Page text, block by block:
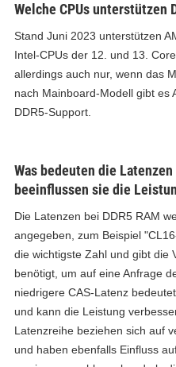
Welche CPUs unterstützen
Stand Juni 2023 unterstützen
Intel-CPUs der 12. und 13.
allerdings auch nur, wenn das
nach Mainboard-Modell gibt es
DDR5-Support.
Was bedeuten die
beeinflussen sie die
Die Latenzen bei DDR5 RAM
angegeben, zum Beispiel
die wichtigste Zahl und gibt die
benötigt, um auf eine Anfrage
niedrigere CAS-Latenz
und kann die Leistung
Latenzreihe beziehen sich auf
und haben ebenfalls Einfluss